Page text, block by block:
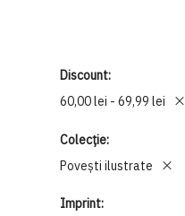
Discount
60,00 lei - 69,99 lei
Colecție
Povești ilustrate
Imprint